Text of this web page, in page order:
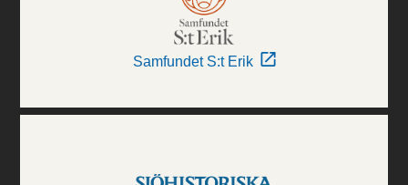
Samfundet S:t Erik